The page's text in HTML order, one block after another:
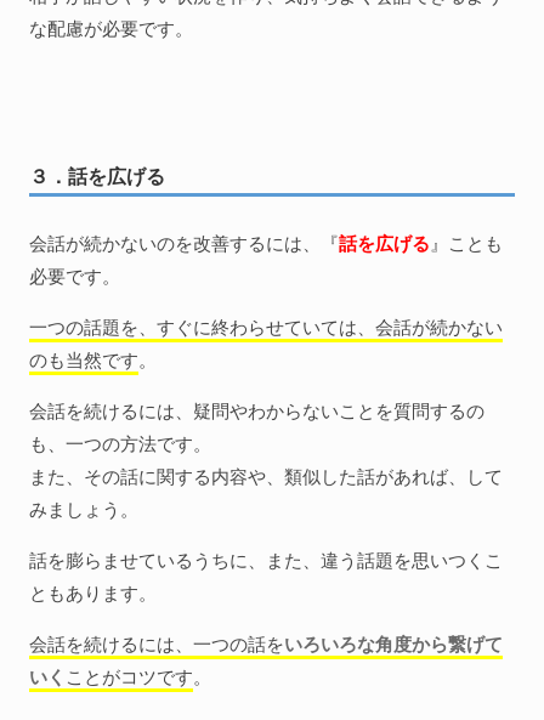
な配慮が必要です。
３．話を広げる
会話が続かないのを改善するには、『話を広げる』ことも
必要です。
一つの話題を、すぐに終わらせていては、会話が続かない
のも当然です。
会話を続けるには、疑問やわからないことを質問するの
も、一つの方法です。
また、その話に関する内容や、類似した話があれば、して
みましょう。
話を膨らませているうちに、また、違う話題を思いつくこ
ともあります。
会話を続けるには、一つの話をいろいろな角度から繋げて
いく ことがコツです。